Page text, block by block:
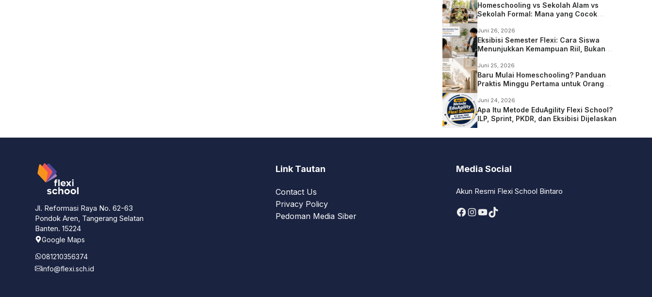
Homeschooling vs Sekolah Alam vs
Sekolah Formal: Mana yang Cocok
Juni 26, 2026
Eksibisi Semester Flexi: Cara Siswa
Menunjukkan Kemampuan Riil, Bukan
Juni 25, 2026
Baru Mulai Homeschooling? Panduan
Praktis Minggu Pertama untuk Orang
Juni 24, 2026
Apa Itu Metode EduAgility Flexi School?
ILP, Sprint, PKDR, dan Eksibisi Dijelaskan
Jl. Reformasi Raya No. 62-63
Pondok Aren, Tangerang Selatan
Banten. 15224
Google Maps
081210356374
info@flexi.sch.id
Link Tautan
Contact Us
Privacy Policy
Pedoman Media Siber
Media Social
Akun Resmi Flexi School Bintaro
Facebook
Instagram
YouTube
TikTok